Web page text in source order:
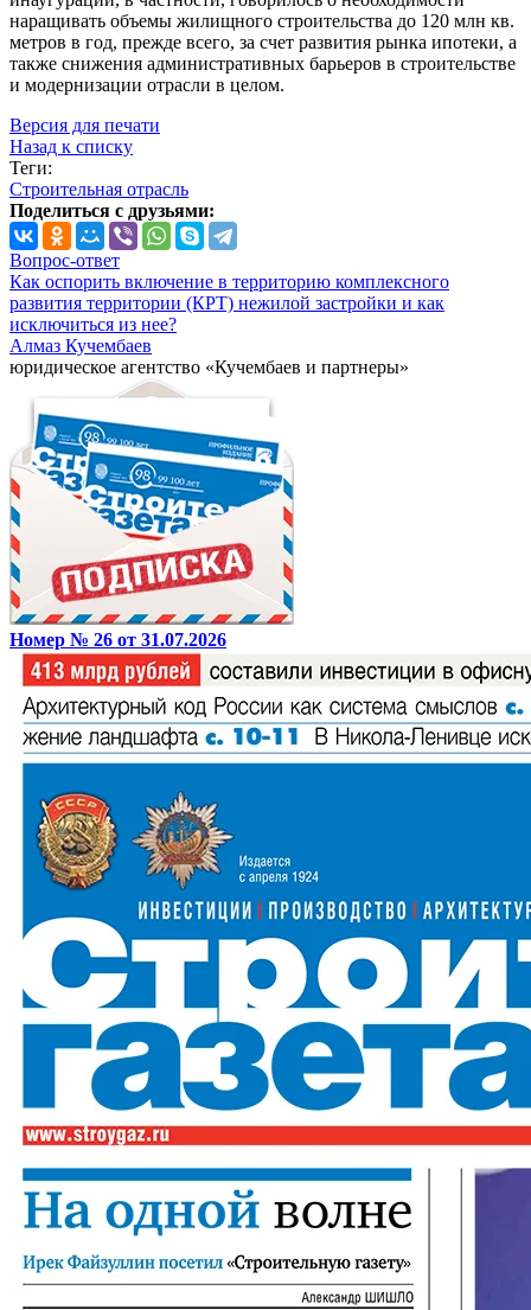
наращивать объемы жилищного строительства до 120 млн кв.
метров в год, прежде всего, за счет развития рынка ипотеки, а
также снижения административных барьеров в строительстве
и модернизации отрасли в целом.
Версия для печати
Назад к списку
Теги:
Строительная отрасль
Поделиться с друзьями:
Вопрос-ответ
Как оспорить включение в территорию комплексного
развития территории (КРТ) нежилой застройки и как
исключиться из нее?
Алмаз Кучембаев
юридическое агентство «Кучембаев и партнеры»
Номер № 26 от 31.07.2026